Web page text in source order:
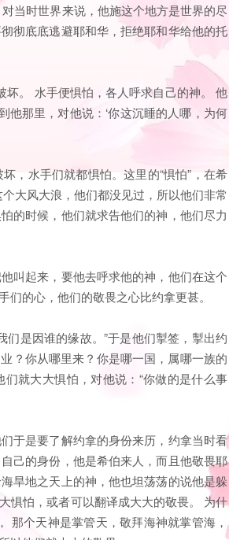
当时世界来说，他施这个地方是世界的尽
彻底底逃避耶和华，拒绝耶和华给他的托
。 水手便惧怕，各人呼求自己的神。 他
那里，对他说：‘你这沉睡的人哪，为何
，水手们就都惧怕。这里的“惧怕”，在希
大风大浪，他们都没见过，所以他们非常
的时候，他们就求告他们的神，他们尽力
叫起来，要他去呼求他的神，他们在这个
的心，他们的敬畏之心比约拿更甚。
是因谁的缘故。”于是他们掣签，掣出约
？你从哪里来？你是哪一国，属哪一族的
就大大惧怕，对他说：“你做的是什么事
于是要了解约拿的身份来历，约拿当时看
己的身份，他是希伯来人，而且他敬畏耶
旱地之天上的神，他也坦荡荡的说他是躲
惧怕，或者可以翻译成大大的敬畏。 为什
那个天神是掌管天，敬拜海神就掌管海，